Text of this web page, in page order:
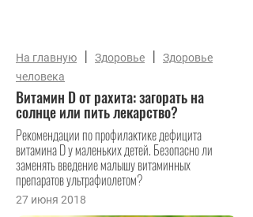
На главную | Здоровье |
Здоровье
человека
Витамин D от рахита: загорать на
солнце или пить лекарство?
Рекомендации по профилактике дефицита
витамина D у маленьких детей. Безопасно ли
заменять введение малышу витаминных
препаратов ультрафиолетом?
27 июня 2018